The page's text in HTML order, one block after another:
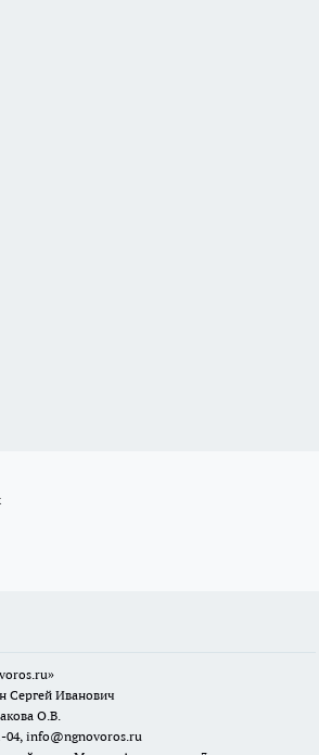
Сергей Иванович
О.В.
04, info@ngnovoros.ru